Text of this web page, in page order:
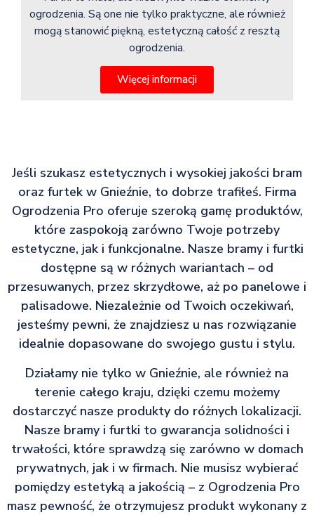
ogrodzenia. Są one nie tylko praktyczne, ale również
mogą stanowić piękną, estetyczną całość z resztą
ogrodzenia.
Więcej informacji
Jeśli szukasz estetycznych i wysokiej jakości bram
oraz furtek w Gnieźnie, to dobrze trafiłeś. Firma
Ogrodzenia Pro oferuje szeroką gamę produktów,
które zaspokoją zarówno Twoje potrzeby
estetyczne, jak i funkcjonalne. Nasze bramy i furtki
dostępne są w różnych wariantach – od
przesuwanych, przez skrzydłowe, aż po panelowe i
palisadowe. Niezależnie od Twoich oczekiwań,
jesteśmy pewni, że znajdziesz u nas rozwiązanie
idealnie dopasowane do swojego gustu i stylu.
Działamy nie tylko w Gnieźnie, ale również na
terenie całego kraju, dzięki czemu możemy
dostarczyć nasze produkty do różnych lokalizacji.
Nasze bramy i furtki to gwarancja solidności i
trwałości, które sprawdzą się zarówno w domach
prywatnych, jak i w firmach. Nie musisz wybierać
pomiędzy estetyką a jakością – z Ogrodzenia Pro
masz pewność, że otrzymujesz produkt wykonany z